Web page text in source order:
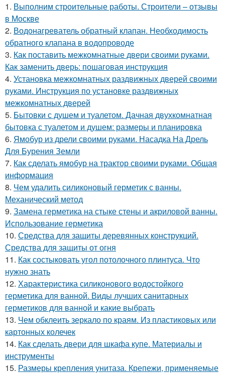
1. Выполним строительные работы. Строители – отзывы
в Москве
2. Водонагреватель обратный клапан. Необходимость
обратного клапана в водопроводе
3. Как поставить межкомнатные двери своими руками.
Как заменить дверь: пошаговая инструкция
4. Установка межкомнатных раздвижных дверей своими
руками. Инструкция по установке раздвижных
межкомнатных дверей
5. Бытовки с душем и туалетом. Дачная двухкомнатная
бытовка с туалетом и душем: размеры и планировка
6. Ямобур из дрели своими руками. Насадка На Дрель
Для Бурения Земли
7. Как сделать ямобур на трактор своими руками. Общая
информация
8. Чем удалить силиконовый герметик с ванны.
Механический метод
9. Замена герметика на стыке стены и акриловой ванны.
Использование герметика
10. Средства для защиты деревянных конструкций.
Средства для защиты от огня
11. Как состыковать угол потолочного плинтуса. Что
нужно знать
12. Характеристика силиконового водостойкого
герметика для ванной. Виды лучших санитарных
герметиков для ванной и какие выбрать
13. Чем обклеить зеркало по краям. Из пластиковых или
картонных колечек
14. Как сделать двери для шкафа купе. Материалы и
инструменты
15. Размеры крепления унитаза. Крепежи, применяемые